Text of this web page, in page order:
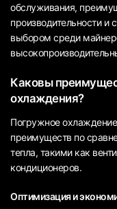
обслуживания,
производительности и
выбором среди
Каковы
охлаждения?
Погружное
преимуществ по
тепла, такими как
кондиционеров.
Оптимизация и